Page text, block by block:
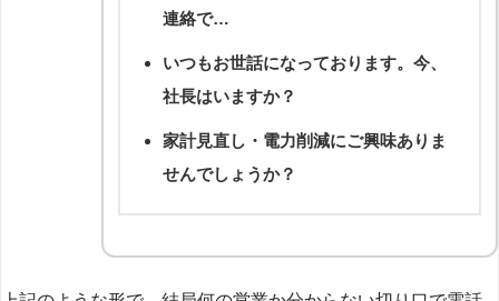
連絡で…
いつもお世話になっております。今、
社長はいますか？
家計見直し・電力削減にご興味ありま
せんでしょうか？